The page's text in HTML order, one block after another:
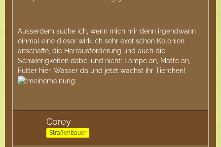
Ausserdem suche ich, wenn mich mir denn irgendwann
einmal eine dieser wirklich sehr exotischen Kolonien
anschaffe, die Herrausforderung und auch die
Schwierigkeiten dabei und nicht: Lampe an, Matte an,
Futter hier, Wasser da und jetzt wachst ihr Tierchen!
Corey
Straßenbauer